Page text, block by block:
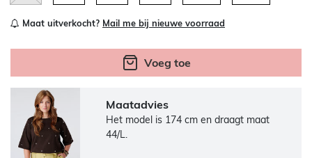
Maat uitverkocht? Mail me bij nieuwe voorraad
Voeg toe
Maatadvies
Het model is 174 cm en draagt maat
44/L.